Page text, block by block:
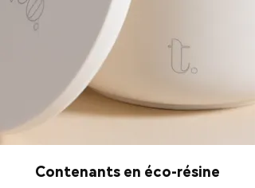
Contenants en éco-résine